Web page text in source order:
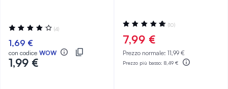
Valutazione:
85%
(4)
1,69 €
con codice WOW
1,99 €
Valutazione:
100%
(10)
7,99 €
Prezzo normale: 11,99 €
Prezzo più basso: 8,49 €